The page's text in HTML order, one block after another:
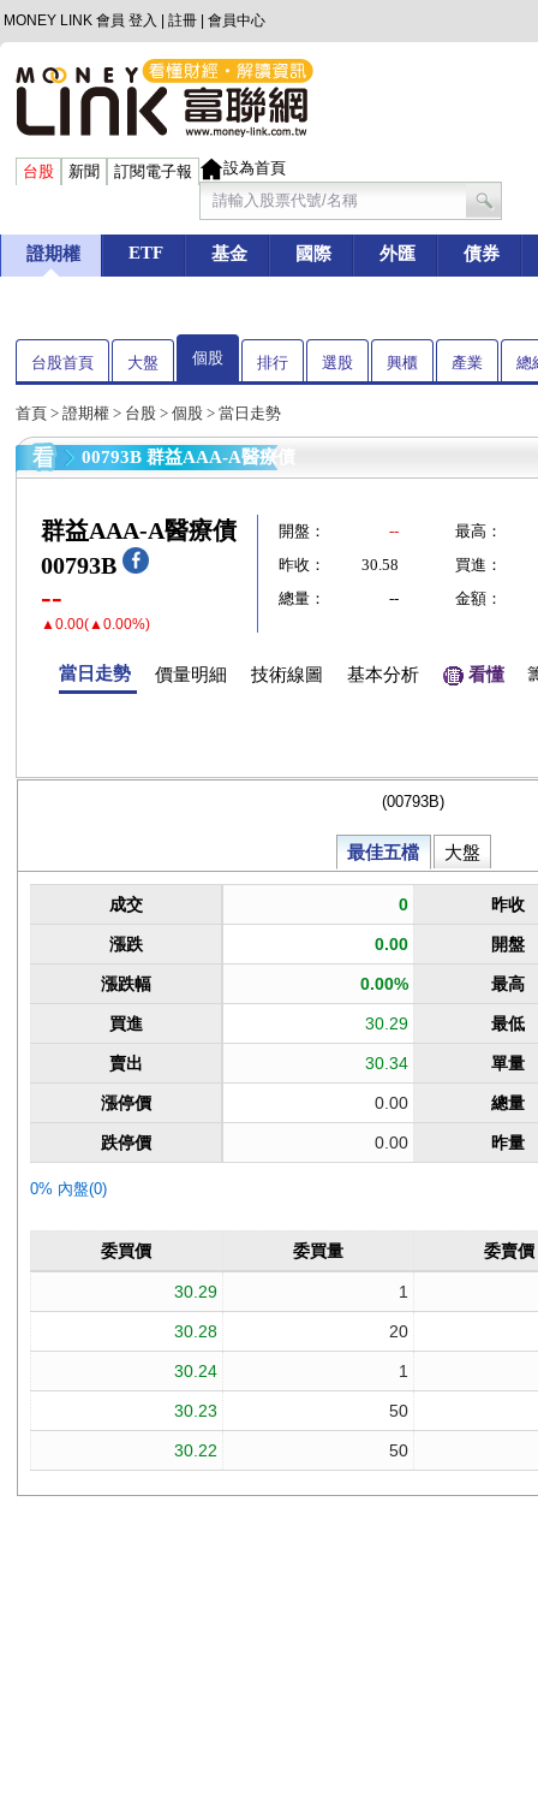
MONEY LINK 會員 登入 註冊 會員中心
台股 新聞 訂閱電子報 設為首頁
證期權 ETF 基金 國際 外匯 債券
台股首頁 大盤 個股 排行 選股 興櫃 產業 總
首頁 > 證期權 > 台股 > 個股 > 當日走勢
00793B 群益AAA-A醫療債
群益AAA-A醫療債
00793B
--
▲0.00(▲0.00%)
開盤： --
最高：
昨收：
30.58
買進：
總量：
-- 金額：
當日走勢 價量明細 技術線圖 基本分析 看懂